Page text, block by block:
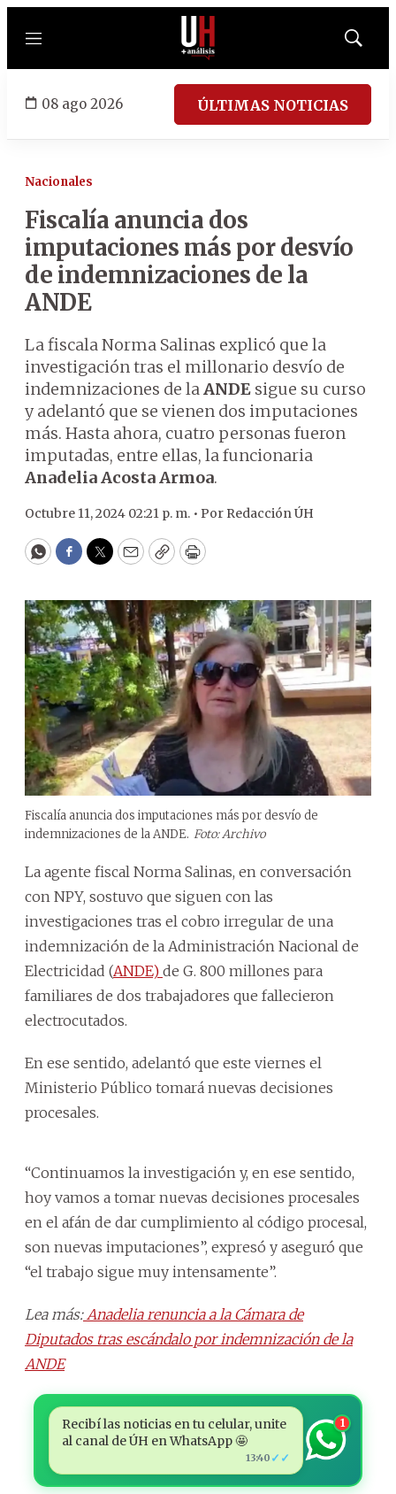
Menú
Mostrar
08 ago 2026 ÚLTIMAS NOTICIAS
Nacionales
Fiscalía anuncia dos
imputaciones más por desvío
de indemnizaciones de la
ANDE
La fiscala Norma Salinas explicó que la
investigación tras el millonario desvío de
indemnizaciones de laANDE sigue su curso
y adelantó que se vienen dos imputaciones
más. Hasta ahora, cuatro personas fueron
imputadas, entre ellas, la funcionaria
Anadelia Acosta Armoa.
Octubre 11, 2024 02:21 p. m. • Por Redacción ÚH
WhatsApp
Facebook
Twitter
EmailCopyPrint
Fiscalía anuncia dos imputaciones más por desvío de
indemnizaciones de la ANDE. Foto: Archivo
La agente fiscal Norma Salinas, en conversación
con NPY, sostuvo que siguen con las
investigaciones tras el cobro irregular de una
indemnización de la Administración Nacional de
Electricidad (ANDE) de G. 800 millones para
familiares de dos trabajadores que fallecieron
electrocutados.
En ese sentido, adelantó que este viernes el
Ministerio Público tomará nuevas decisiones
procesales.
“Continuamos la investigación y, en ese sentido,
hoy vamos a tomar nuevas decisiones procesales
en el afán de dar cumplimiento al código procesal,
son nuevas imputaciones”, expresó y aseguró que
“el trabajo sigue muy intensamente”.
Lea más:Anadelia renuncia a la Cámara de
Diputados tras escándalo por indemnización de la
ANDE
Recibí las noticias en tu celular, unite
al canal de ÚH en WhatsApp 🤩
13:40 ✓✓
1